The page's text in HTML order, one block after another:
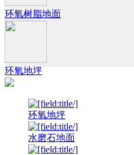
环氧树脂地面
环氧地坪
环氧地坪
水磨石地面